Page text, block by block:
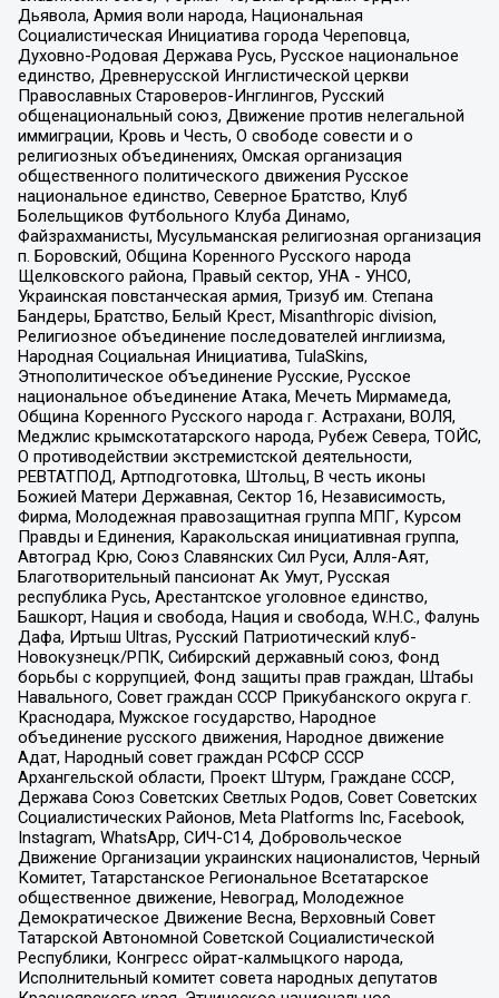
Дьявола, Армия воли народа, Национальная
Социалистическая Инициатива города Череповца,
Духовно-Родовая Держава Русь, Русское национальное
единство, Древнерусской Инглистической церкви
Православных Староверов-Инглингов, Русский
общенациональный союз, Движение против нелегальной
иммиграции, Кровь и Честь, О свободе совести и о
религиозных объединениях, Омская организация
общественного политического движения Русское
национальное единство, Северное Братство, Клуб
Болельщиков Футбольного Клуба Динамо,
Файзрахманисты, Мусульманская религиозная организация
п. Боровский, Община Коренного Русского народа
Щелковского района, Правый сектор, УНА - УНСО,
Украинская повстанческая армия, Тризуб им. Степана
Бандеры, Братство, Белый Крест, Misanthropic division,
Религиозное объединение последователей инглиизма,
Народная Социальная Инициатива, TulaSkins,
Этнополитическое объединение Русские, Русское
национальное объединение Атака, Мечеть Мирмамеда,
Община Коренного Русского народа г. Астрахани, ВОЛЯ,
Меджлис крымскотатарского народа, Рубеж Севера, ТОЙС,
О противодействии экстремистской деятельности,
РЕВТАТПОД, Артподготовка, Штольц, В честь иконы
Божией Матери Державная, Сектор 16, Независимость,
Фирма, Молодежная правозащитная группа МПГ, Курсом
Правды и Единения, Каракольская инициативная группа,
Автоград Крю, Союз Славянских Сил Руси, Алля-Аят,
Благотворительный пансионат Ак Умут, Русская
республика Русь, Арестантское уголовное единство,
Башкорт, Нация и свобода, Нация и свобода, W.H.С., Фалунь
Дафа, Иртыш Ultras, Русский Патриотический клуб-
Новокузнецк/РПК, Сибирский державный союз, Фонд
борьбы с коррупцией, Фонд защиты прав граждан, Штабы
Навального, Совет граждан СССР Прикубанского округа г.
Краснодара, Мужское государство, Народное
объединение русского движения, Народное движение
Адат, Народный совет граждан РСФСР СССР
Архангельской области, Проект Штурм, Граждане СССР,
Держава Союз Советских Светлых Родов, Совет Советских
Социалистических Районов, Meta Platforms Inc, Facebook,
Instagram, WhatsApp, СИЧ-С14, Добровольческое
Движение Организации украинских националистов, Черный
Комитет, Татарстанское Региональное Всетатарское
общественное движение, Невоград, Молодежное
Демократическое Движение Весна, Верховный Совет
Татарской Автономной Советской Социалистической
Республики, Конгресс ойрат-калмыцкого народа,
Исполнительный комитет совета народных депутатов